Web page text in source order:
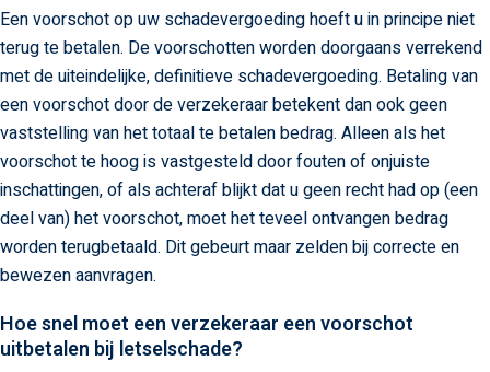
Een voorschot op uw schadevergoeding hoeft u in principe niet
terug te betalen. De voorschotten worden doorgaans verrekend
met de uiteindelijke, definitieve schadevergoeding. Betaling van
een voorschot door de verzekeraar betekent dan ook geen
vaststelling van het totaal te betalen bedrag. Alleen als het
voorschot te hoog is vastgesteld door fouten of onjuiste
inschattingen, of als achteraf blijkt dat u geen recht had op (een
deel van) het voorschot, moet het teveel ontvangen bedrag
worden terugbetaald. Dit gebeurt maar zelden bij correcte en
bewezen aanvragen.
Hoe snel moet een verzekeraar een voorschot
uitbetalen bij letselschade?